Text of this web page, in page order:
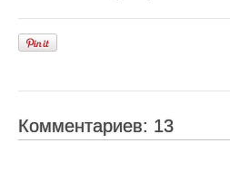
Комментариев: 13